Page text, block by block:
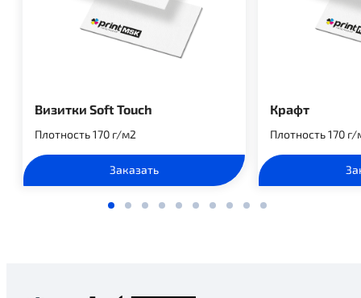
Визитки Soft Touch
Плотность 170 г/м2
Заказать
Крафт
Плотность 170